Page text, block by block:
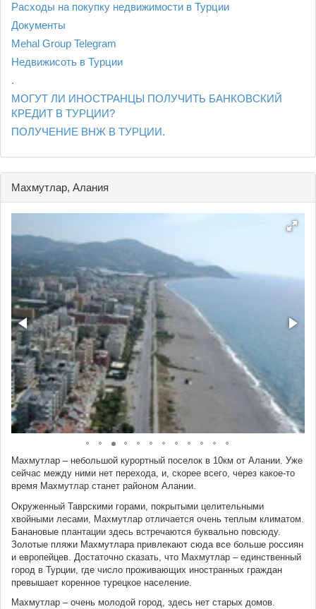
Расходы на покупку недвижимости в Турции
Документы
Mehal Group Telegram
Недвижисоть в Турции
.
МОГУТ ЛИ ИНОСТРАНЦЫ ПОЛУЧИТЬ БАНКОВСКИЙ
КРЕДИТ В ТУРЦИИ?
ПОЛУЧЕНИЕ ВНЖ В ТУРЦИИ.
Махмутлар, Алания
Махмутлар – небольшой курортный поселок в 10км от Алании. Уже
сейчас между ними нет перехода, и, скорее всего, через какое-то
время Махмутлар станет районом Алании.
Окруженный Таврскими горами, покрытыми целительными
хвойными лесами, Махмутлар отличается очень теплым климатом.
Банановые плантации здесь встречаются буквально повсюду.
Золотые пляжи Махмутлара привлекают сюда все больше россиян
и европейцев. Достаточно сказать, что Махмутлар – единственный
город в Турции, где число проживающих иностранных граждан
превышает коренное турецкое население.
Махмутлар – очень молодой город, здесь нет старых домов.